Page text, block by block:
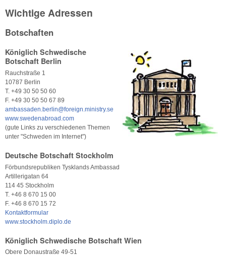
Wichtige Adressen
Botschaften
Königlich Schwedische
Botschaft Berlin
Rauchstraße 1
10787 Berlin
T. +49 30 50 50 60
F. +49 30 50 50 67 89
ambassaden.berlin@foreign.ministry.se
www.swedenabroad.com
(gute Links zu verschiedenen Themen
unter "Schweden im Internet")
Deutsche Botschaft Stockholm
Förbundsrepubliken Tysklands Ambassad
Artillerigatan 64
114 45 Stockholm
T. +46 8 670 15 00
F. +46 8 670 15 72
Kontaktformular
www.stockholm.diplo.de
Königlich Schwedische Botschaft Wien
Obere Donaustraße 49-51